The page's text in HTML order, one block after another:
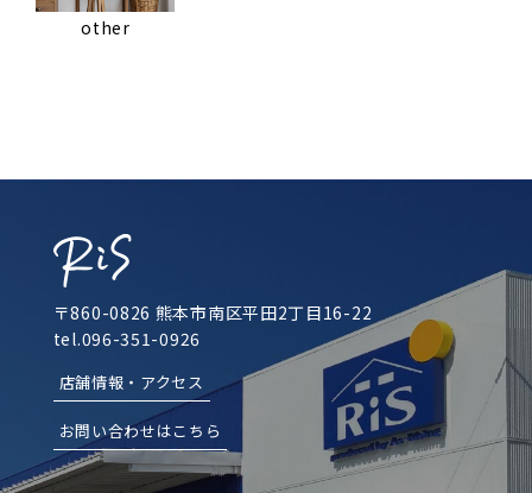
other
〒860-0826 熊本市南区平田2丁目16-22
tel.096-351-0926
店舗情報・アクセス
お問い合わせはこちら